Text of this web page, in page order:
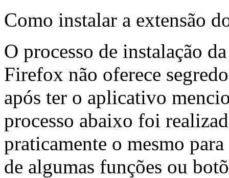
Como instalar a extensão
O processo de instalação
Firefox não oferece
após ter o aplicativo
processo abaixo foi
praticamente o mesmo
de algumas funções ou